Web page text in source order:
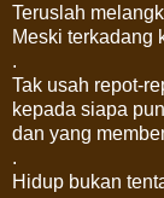
Teruslah
Meski terkadang
.
Tak usah repot-
kepada siapa
dan yang
.
Hidup bukan